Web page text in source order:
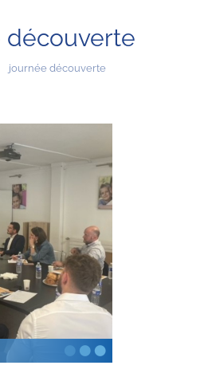
découverte
journée découverte